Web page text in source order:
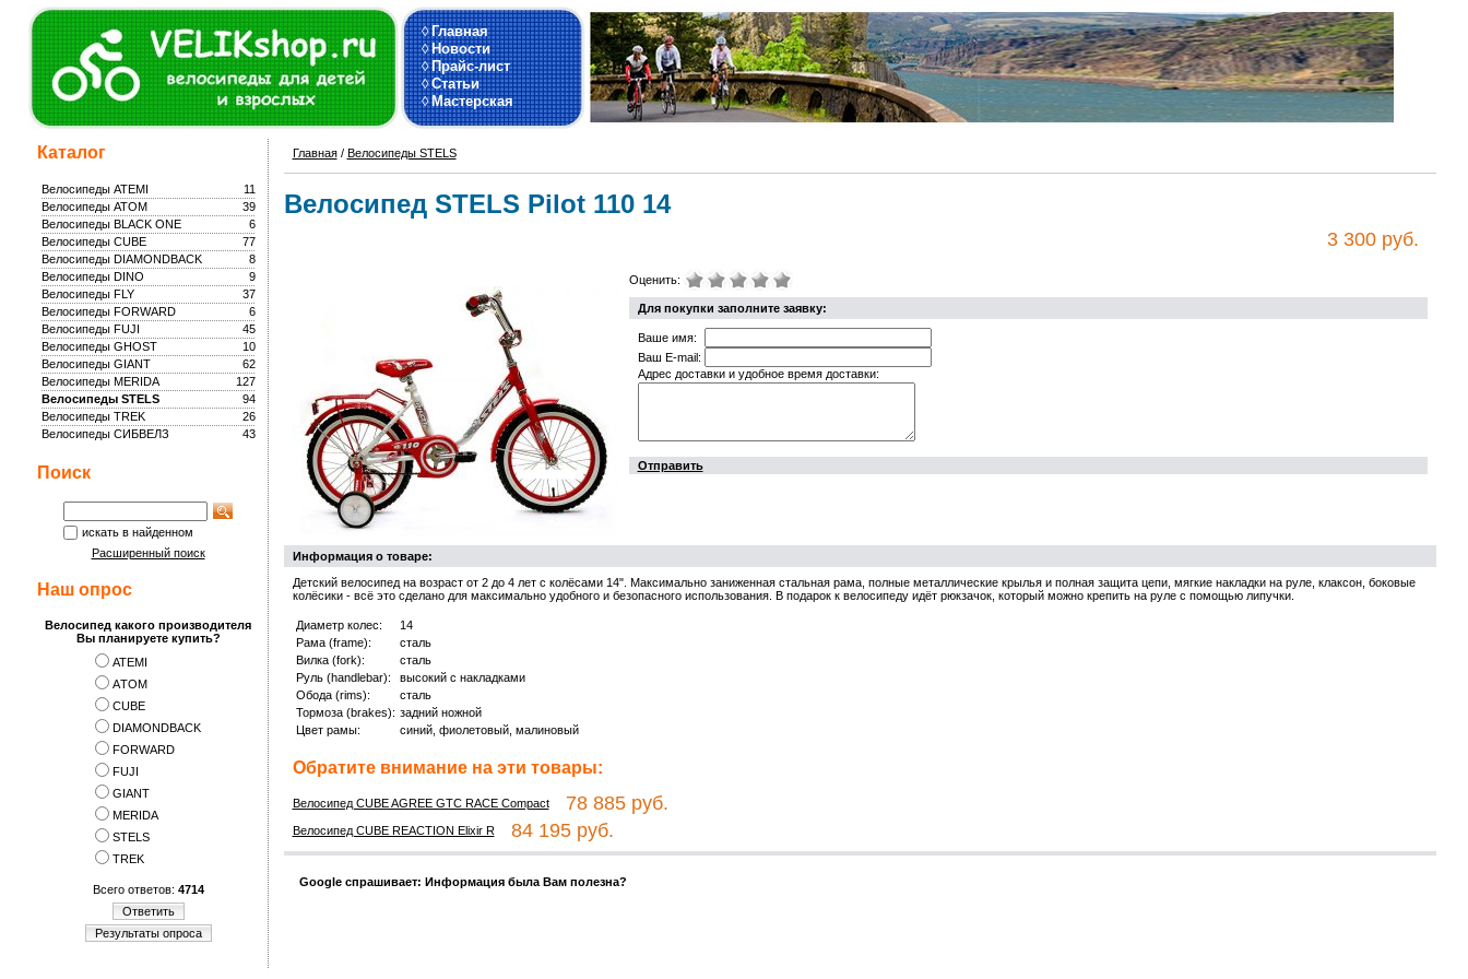
◊Главная
◊Новости
◊Прайс-лист
◊Статьи
◊Мастерская
Каталог
11
Велосипеды ATEMI
39
Велосипеды ATOM
6
Велосипеды BLACK ONE
77
Велосипеды CUBE
8
Велосипеды DIAMONDBACK
9
Велосипеды DINO
37
Велосипеды FLY
6
Велосипеды FORWARD
45
Велосипеды FUJI
10
Велосипеды GHOST
62
Велосипеды GIANT
127
Велосипеды MERIDA
94
Велосипеды STELS
26
Велосипеды TREK
43
Велосипеды СИБВЕЛЗ
Поиск
искать в найденном
Расширенный поиск
Наш опрос
Велосипед какого производителя
Вы планируете купить?
ATEMI
АTOM
CUBE
DIAMONDBACK
FORWARD
FUJI
GIANT
MERIDA
STELS
TREK
Всего ответов: 4714
Ответить
Результаты опроса
Главная/ Велосипеды STELS
Велосипед STELS Pilot 110 14
3 300 руб.
Оценить:
Для покупки заполните заявку:
Ваше имя:
Ваш E-mail:
Адрес доставки и удобное время доставки:
Отправить
Информация о товаре:
Детский велосипед на возраст от 2 до 4 лет с колёсами 14". Максимально заниженная стальная рама, полные металлические крылья и полная защита цепи, мягкие накладки на руле, клаксон, боковые
колёсики - всё это сделано для максимально удобного и безопасного использования. В подарок к велосипеду идёт рюкзачок, который можно крепить на руле с помощью липучки.
Диаметр колес:
14
Рама (frame):
сталь
Вилка (fork):
сталь
Руль (handlebar):
высокий с накладками
Обода (rims):
сталь
Тормоза (brakes): задний ножной
Цвет рамы:
синий, фиолетовый, малиновый
Обратите внимание на эти товары:
Велосипед CUBE AGREE GTC RACE Compact78 885 руб.
Велосипед CUBE REACTION Elixir R84 195 руб.
Google спрашивает: Информация была Вам полезна?